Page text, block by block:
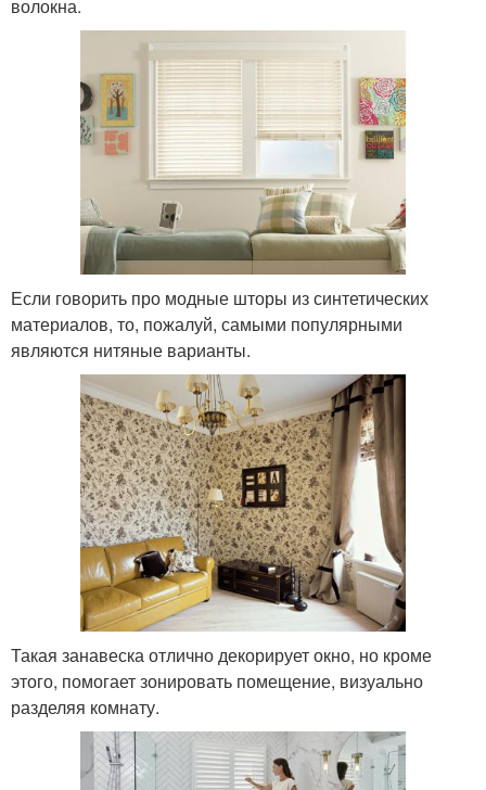
волокна.
Если говорить про модные шторы из синтетических
материалов, то, пожалуй, самыми популярными
являются нитяные варианты.
Такая занавеска отлично декорирует окно, но кроме
этого, помогает зонировать помещение, визуально
разделяя комнату.